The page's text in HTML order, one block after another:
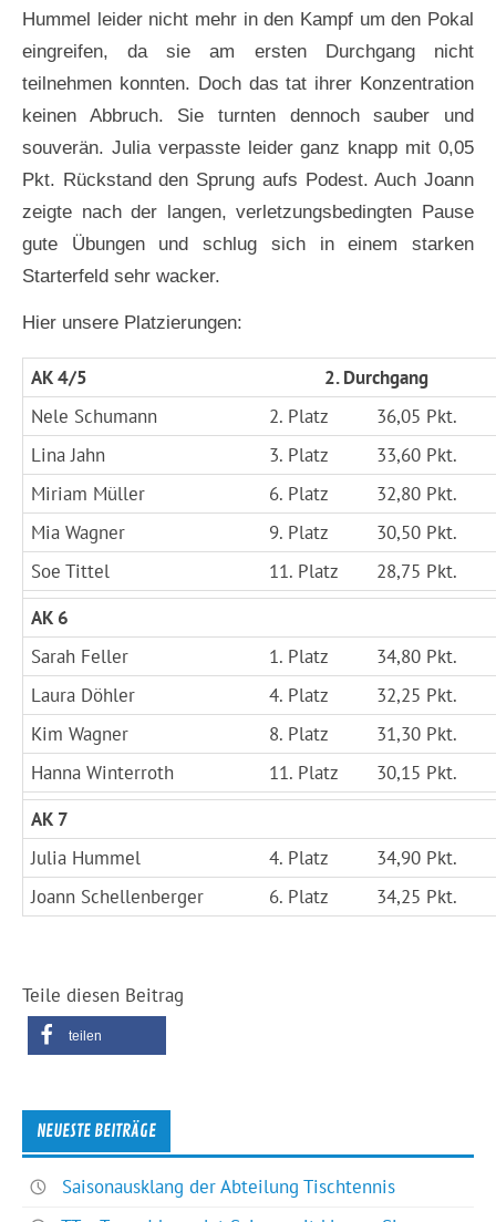
Hummel leider nicht mehr in den Kampf um den Pokal
eingreifen, da sie am ersten Durchgang nicht
teilnehmen konnten. Doch das tat ihrer Konzentration
keinen Abbruch. Sie turnten dennoch sauber und
souverän. Julia verpasste leider ganz knapp mit 0,05
Pkt. Rückstand den Sprung aufs Podest. Auch Joann
zeigte nach der langen, verletzungsbedingten Pause
gute Übungen und schlug sich in einem starken
Starterfeld sehr wacker.
Hier unsere Platzierungen:
AK 4/5
2. Durchgang
Nele Schumann
2. Platz
36,05 Pkt.
Lina Jahn
3. Platz
33,60 Pkt.
Miriam Müller
6. Platz
32,80 Pkt.
Mia Wagner
9. Platz
30,50 Pkt.
Soe Tittel
11. Platz
28,75 Pkt.
AK 6
Sarah Feller
1. Platz
34,80 Pkt.
Laura Döhler
4. Platz
32,25 Pkt.
Kim Wagner
8. Platz
31,30 Pkt.
Hanna Winterroth
11. Platz
30,15 Pkt.
AK 7
Julia Hummel
4. Platz
34,90 Pkt.
Joann Schellenberger
6. Platz 34,25 Pkt.
Teile diesen Beitrag
teilen
NEUESTE BEITRÄGE
Saisonausklang der Abteilung Tischtennis